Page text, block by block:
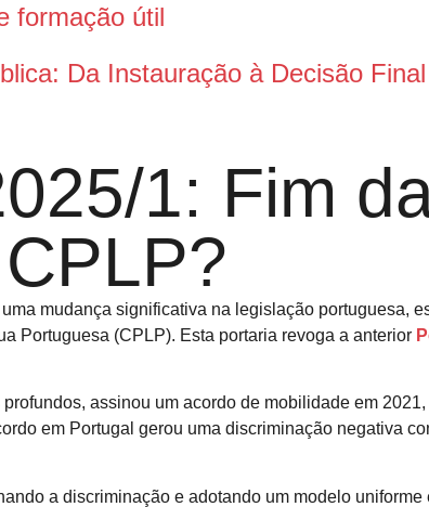
formação útil
Da Instauração à Decisão Final
1: Fim
mudança significativa na legislação portuguesa,
Portuguesa (CPLP). Esta portaria revoga a anterior
assinou um acordo de mobilidade em
em Portugal gerou uma discriminação negativa
a discriminação e adotando um modelo